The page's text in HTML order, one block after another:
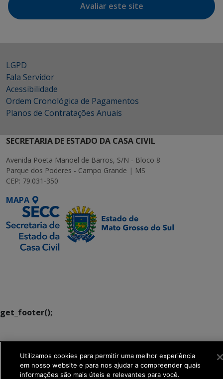
Avaliar este site
LGPD
Fala Servidor
Acessibilidade
Ordem Cronológica de Pagamentos
Planos de Contratações Anuais
SECRETARIA DE ESTADO DA CASA CIVIL
Avenida Poeta Manoel de Barros, S/N - Bloco 8
Parque dos Poderes - Campo Grande | MS
CEP: 79.031-350
MAPA
get_footer();
Utilizamos cookies para permitir uma melhor experiência
em nosso website e para nos ajudar a compreender quais
informações são mais úteis e relevantes para você.